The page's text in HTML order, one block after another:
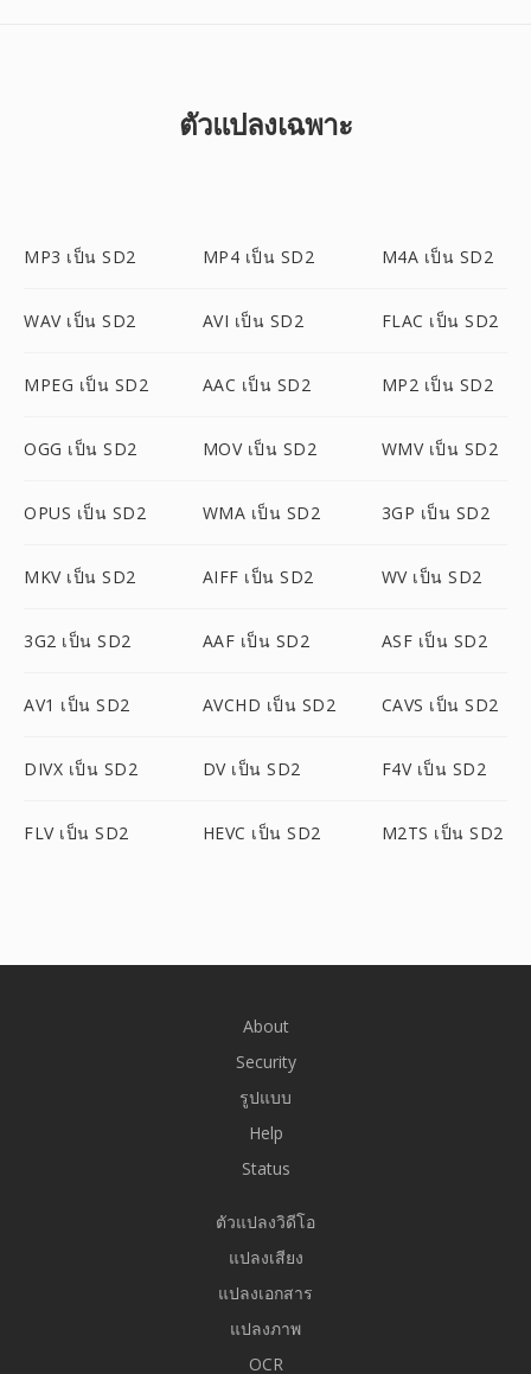
ตัวแปลงเฉพาะ
MP3 เป็น SD2 MP4 เป็น SD2 M4A เป็น SD2
WAV เป็น SD2 AVI เป็น SD2 FLAC เป็น SD2
MPEG เป็น SD2 AAC เป็น SD2 MP2 เป็น SD2
OGG เป็น SD2 MOV เป็น SD2 WMV เป็น SD2
OPUS เป็น SD2 WMA เป็น SD2 3GP เป็น SD2
MKV เป็น SD2 AIFF เป็น SD2 WV เป็น SD2
3G2 เป็น SD2 AAF เป็น SD2 ASF เป็น SD2
AV1 เป็น SD2 AVCHD เป็น SD2 CAVS เป็น SD2
DIVX เป็น SD2 DV เป็น SD2 F4V เป็น SD2
FLV เป็น SD2 HEVC เป็น SD2 M2TS เป็น SD2
About
Security
รูปแบบ
Help
Status
ตัวแปลงวิดีโอ
แปลงเสียง
แปลงเอกสาร
แปลงภาพ
OCR